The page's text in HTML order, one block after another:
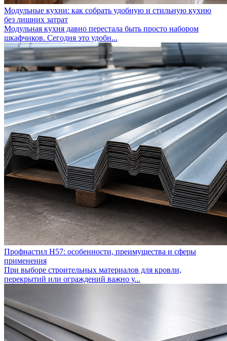
Модульные кухни: как собрать удобную и стильную кухню
без лишних затрат
Модульная кухня давно перестала быть просто набором
шкафчиков. Сегодня это удобн...
Профнастил Н57: особенности, преимущества и сферы
применения
При выборе строительных материалов для кровли,
перекрытий или ограждений важно у...